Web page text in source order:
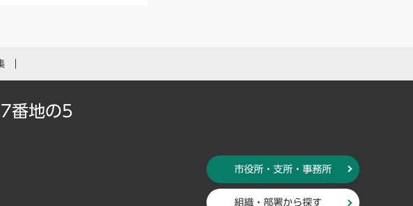
番地の5
市役所・支所・事務所
組織・部署から探す